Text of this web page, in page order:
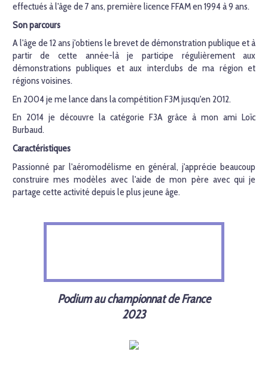
effectués à l'âge de 7 ans, première licence FFAM en 1994 à 9 ans.
Son parcours
A l'âge de 12 ans j'obtiens le brevet de démonstration publique et à
partir de cette année-là je participe régulièrement aux
démonstrations publiques et aux interclubs de ma région et
régions voisines.
En 2004 je me lance dans la compétition F3M jusqu'en 2012.
En 2014 je découvre la catégorie F3A grâce à mon ami Loïc
Burbaud.
Caractéristiques
Passionné par l'aéromodélisme en général, j'apprécie beaucoup
construire mes modèles avec l'aide de mon père avec qui je
partage cette activité depuis le plus jeune âge.
Podium au championnat de France
2023